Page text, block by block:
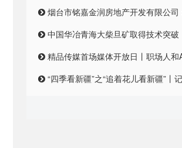
烟台市铭嘉金润房地产开发有限公司：以品质筑梦，引领未来
中国华冶青海大柴旦矿取得技术突破
精品传媒首场媒体开放日丨职场人和AI协同合作，是一种怎
“四季看新疆”之“追着花儿看新疆”丨记者Vlog:记者在和田直播带货艾德莱